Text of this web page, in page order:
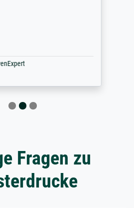
Fragen zu